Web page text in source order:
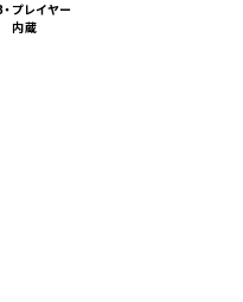
プレイヤー
内蔵